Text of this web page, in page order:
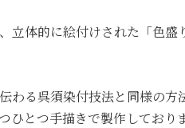
立体的に絵付けされた「色
わる呉須染付技法と同様の
とつ手描きで製作しておりま